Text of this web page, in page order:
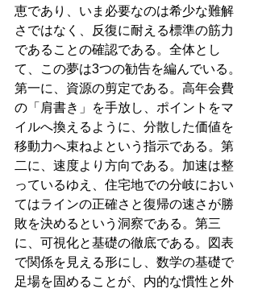
恵であり、いま必要なのは希少な難解
さではなく、反復に耐える標準の筋力
であることの確認である。全体とし
て、この夢は3つの勧告を編んでいる。
第一に、資源の剪定である。高年会費
の「肩書き」を手放し、ポイントをマ
イルへ換えるように、分散した価値を
移動力へ束ねよという指示である。第
二に、速度より方向である。加速は整
っているゆえ、住宅地での分岐におい
てはラインの正確さと復帰の速さが勝
敗を決めるという洞察である。第三
に、可視化と基礎の徹底である。図表
で関係を見える形にし、数学の基礎で
足場を固めることが、内的な慣性と外